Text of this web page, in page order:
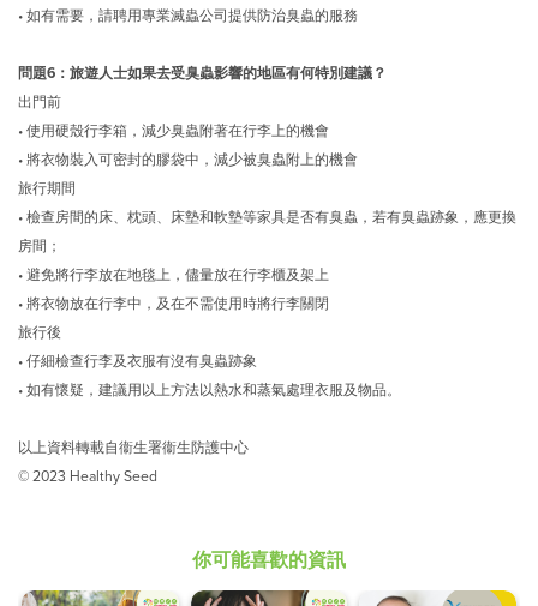
•如有需要，請聘用專業滅蟲公司提供防治臭蟲的服務
問題6：旅遊人士如果去受臭蟲影響的地區有何特別建議？
出門前
•使用硬殼行李箱，減少臭蟲附著在行李上的機會
•將衣物裝入可密封的膠袋中，減少被臭蟲附上的機會
旅行期間
•檢查房間的床、枕頭、床墊和軟墊等家具是否有臭蟲，若有臭蟲跡象，應更換
房間；
•避免將行李放在地毯上，儘量放在行李櫃及架上
•將衣物放在行李中，及在不需使用時將行李關閉
旅行後
•仔細檢查行李及衣服有沒有臭蟲跡象
•如有懷疑，建議用以上方法以熱水和蒸氣處理衣服及物品。
以上資料轉載自衞生署衞生防護中心
© 2023 Healthy Seed
你可能喜歡的資訊